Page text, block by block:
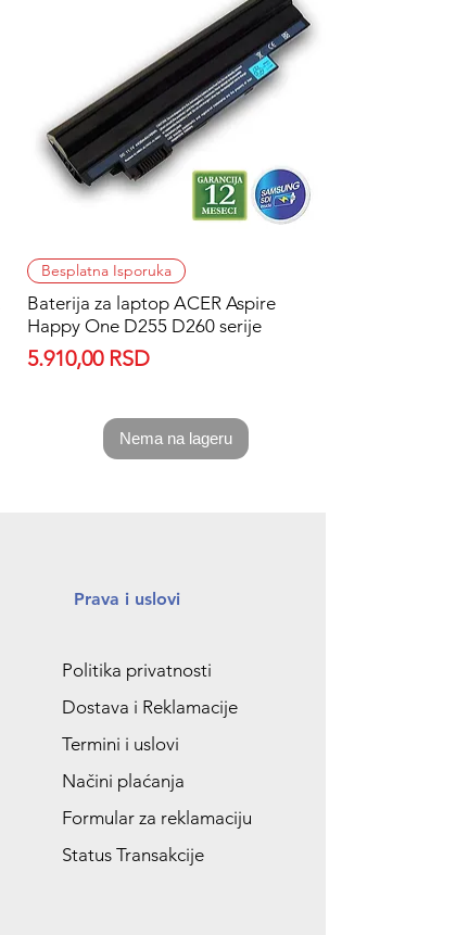
Quick View
Besplatna Isporuka
Baterija za laptop ACER Aspire
Happy One D255 D260 serije
Price
5.910,00 RSD
Nema na lageru
Prava i uslovi
Politika privatnosti
Dostava i Reklamacije
Termini i uslovi
Načini plaćanja
Formular za reklamaciju
Status Transakcije